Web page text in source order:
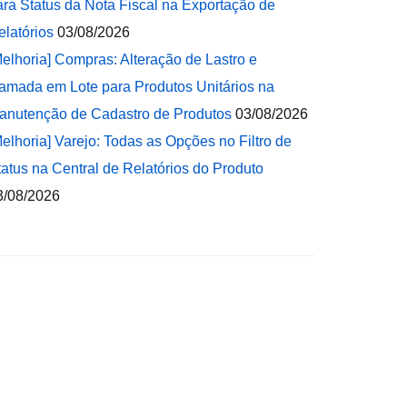
Status da Nota Fiscal na Exportação de
03/08/2026
Compras: Alteração de Lastro e
em Lote para Produtos Unitários na
de Cadastro de Produtos 03/08/2026
Varejo: Todas as Opções no Filtro de
na Central de Relatórios do Produto
08/2026